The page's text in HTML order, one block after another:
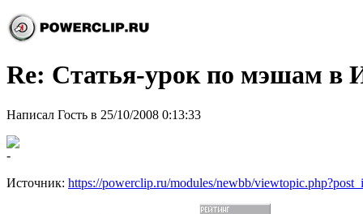
Re: Статья-урок по мэшам в
Написал Гость в 25/10/2008 0:13:33
-
Источник: https://powerclip.ru/modules/newbb/